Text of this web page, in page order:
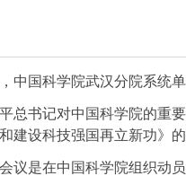
中国科学院武汉分院系统
总书记对中国科学院的重
建设科技强国再立新功》的
议是在中国科学院组织动